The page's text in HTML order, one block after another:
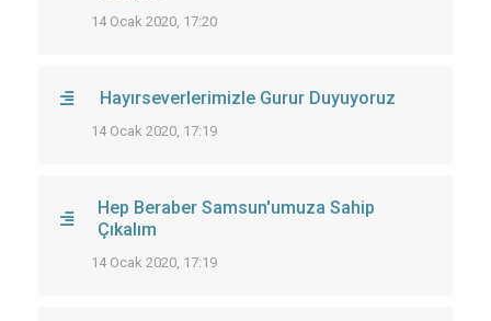
14 Ocak 2020, 17:20
Hayırseverlerimizle Gurur Duyuyoruz
14 Ocak 2020, 17:19
Hep Beraber Samsun'umuza Sahip
Çıkalım
14 Ocak 2020, 17:19